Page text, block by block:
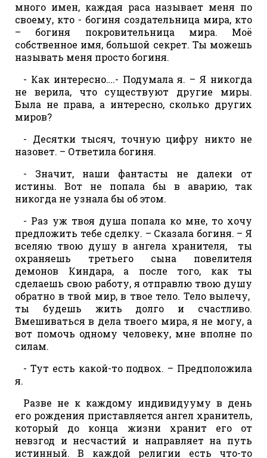
много имен, каждая раса называет меня по
своему, кто - богиня создательница мира, кто
– богиня покровительница мира. Моё
собственное имя, большой секрет. Ты можешь
называть меня просто богиня.
- Как интересно….- Подумала я. – Я никогда
не верила, что существуют другие миры.
Была не права, а интересно, сколько других
миров?
- Десятки тысяч, точную цифру никто не
назовет. – Ответила богиня.
- Значит, наши фантасты не далеки от
истины. Вот не попала бы в аварию, так
никогда не узнала бы об этом.
- Раз уж твоя душа попала ко мне, то хочу
предложить тебе сделку. – Сказала богиня. – Я
вселяю твою душу в ангела хранителя, ты
охраняешь третьего сына повелителя
демонов Киндара, а после того, как ты
сделаешь свою работу, я отправлю твою душу
обратно в твой мир, в твое тело. Тело вылечу,
ты будешь жить долго и счастливо.
Вмешиваться в дела твоего мира, я не могу, а
вот помочь одному человеку, мне вполне по
силам.
- Тут есть какой-то подвох. – Предположила
я.
Разве не к каждому индивидууму в день
его рождения приставляется ангел хранитель,
который до конца жизни хранит его от
невзгод и несчастий и направляет на путь
истинный. В каждой религии есть что-то